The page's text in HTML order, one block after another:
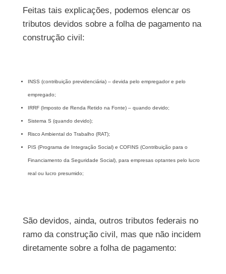
Feitas tais explicações, podemos elencar os
tributos devidos sobre a folha de pagamento na
construção civil:
INSS (contribuição previdenciária) – devida pelo empregador e pelo
empregado;
IRRF (Imposto de Renda Retido na Fonte) – quando devido;
Sistema S (quando devido);
Risco Ambiental do Trabalho (RAT);
PIS (Programa de Integração Social) e COFINS (Contribuição para o
Financiamento da Seguridade Social), para empresas optantes pelo lucro
real ou lucro presumido;
São devidos, ainda, outros tributos federais no
ramo da construção civil, mas que não incidem
diretamente sobre a folha de pagamento: